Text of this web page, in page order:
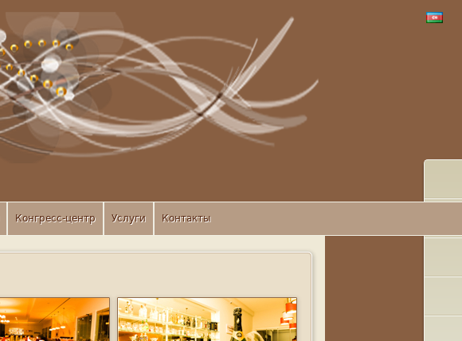
Конгресс-центр Услуги Контакты